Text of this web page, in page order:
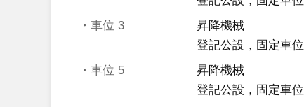
・車位 3
昇降機械
登記公設，固定車位
・車位 5
昇降機械
登記公設，固定車位